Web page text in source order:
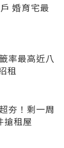
婚育宅最
率最高近八
租
夯！剩一周
搶租屋